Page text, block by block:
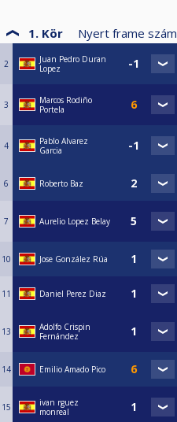
1. Kör Nyert frame szám
2
Juan Pedro Duran
Lopez
3
Marcos Rodiño
Portela
4
Pablo Alvarez
Garcia
6 Roberto Baz
7 Aurelio Lopez Belay
10 Jose González Rúa
11 Daniel Perez Diaz
13
Adolfo Crispin
Fernández
14 Emilio Amado Pico
15
ivan rguez
monreal